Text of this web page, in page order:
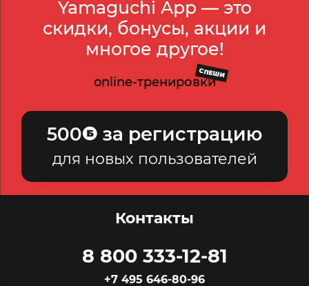
Yamaguchi App — это
скидки, бонусы, акции и
многое другое!
online-тренировки
СПЕШИ
500 за регистрацию
для новых пользователей
Контакты
8 800 333-12-81
+7 495 646-80-96